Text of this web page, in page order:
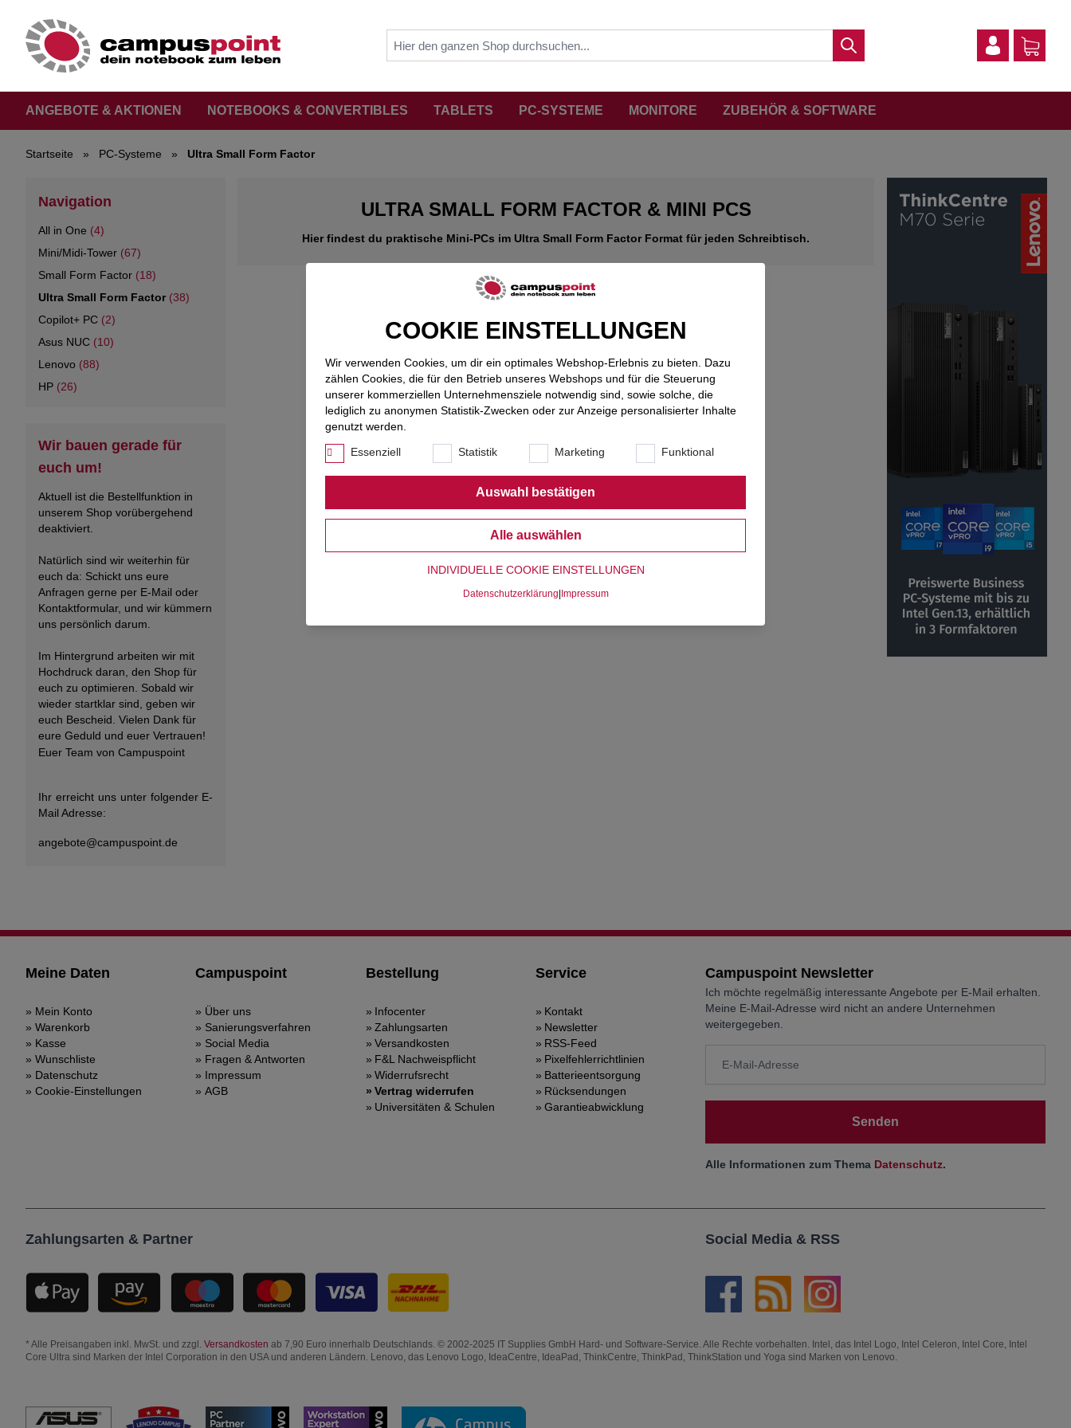
COOKIE EINSTELLUNGEN
Wir verwenden Cookies, um dir ein optimales Webshop-Erlebnis zu bieten. Dazu
zählen Cookies, die für den Betrieb unseres Webshops und für die Steuerung
unserer kommerziellen Unternehmensziele notwendig sind, sowie solche, die
lediglich zu anonymen Statistik-Zwecken oder zur Anzeige personalisierter Inhalte
genutzt werden.
Essenziell
Statistik Marketing Funktional
Auswahl bestätigen
Alle auswählen
INDIVIDUELLE COOKIE EINSTELLUNGEN
Datenschutzerklärung Impressum
ANGEBOTE & AKTIONEN NOTEBOOKS & CONVERTIBLES TABLETS PC-SYSTEME MONITORE ZUBEHÖR & SOFTWARE
Startseite » PC-Systeme » Ultra Small Form Factor
Navigation
All in One (4)
Mini/Midi-Tower (67)
Small Form Factor (18)
Ultra Small Form Factor (38)
Copilot+ PC (2)
Asus NUC (10)
Lenovo (88)
HP (26)
Wir bauen gerade für
euch um!
Aktuell ist die Bestellfunktion in
unserem Shop vorübergehend
deaktiviert.
Natürlich sind wir weiterhin für
euch da: Schickt uns eure
Anfragen gerne per E-Mail oder
Kontaktformular, und wir kümmern
uns persönlich darum.
Im Hintergrund arbeiten wir mit
Hochdruck daran, den Shop für
euch zu optimieren. Sobald wir
wieder startklar sind, geben wir
euch Bescheid. Vielen Dank für
eure Geduld und euer Vertrauen!
Euer Team von Campuspoint
Ihr erreicht uns unter folgender E-
Mail Adresse:
angebote@campuspoint.de
ULTRA SMALL FORM FACTOR & MINI PCS
Hier findest du praktische Mini-PCs im Ultra Small Form Factor Format für jeden Schreibtisch.
Meine Daten
Mein Konto
Warenkorb
Kasse
Wunschliste
Datenschutz
Cookie-Einstellungen
Campuspoint
Über uns
Sanierungsverfahren
Social Media
Fragen & Antworten
Impressum
AGB
Bestellung
Infocenter
Zahlungsarten
Versandkosten
F&L Nachweispflicht
Widerrufsrecht
Vertrag widerrufen
Universitäten & Schulen
Service
Kontakt
Newsletter
RSS-Feed
Pixelfehlerrichtlinien
Batterieentsorgung
Rücksendungen
Garantieabwicklung
Campuspoint Newsletter
Ich möchte regelmäßig interessante Angebote per E-Mail erhalten.
Meine E-Mail-Adresse wird nicht an andere Unternehmen
weitergegeben.
Senden
Alle Informationen zum Thema Datenschutz.
Zahlungsarten & Partner Social Media & RSS
* Alle Preisangaben inkl. MwSt. und zzgl. Versandkosten ab 7,90 Euro innerhalb Deutschlands. © 2002-2025 IT Supplies GmbH Hard- und Software-Service. Alle Rechte vorbehalten. Intel, das Intel Logo, Intel Celeron, Intel Core, Intel
Core Ultra sind Marken der Intel Corporation in den USA und anderen Ländern. Lenovo, das Lenovo Logo, IdeaCentre, IdeaPad, ThinkCentre, ThinkPad, ThinkStation und Yoga sind Marken von Lenovo.